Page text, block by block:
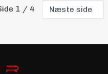
1 / 4 Næste side